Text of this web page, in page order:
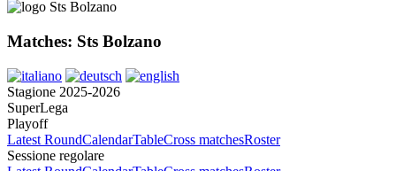
Matches: Sts Bolzano
Stagione 2025-2026
SuperLega
Playoff
Latest RoundCalendarTableCross matchesRoster
Sessione regolare